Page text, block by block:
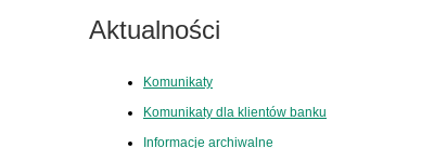
Aktualności
Komunikaty
Komunikaty dla klientów banku
Informacje archiwalne